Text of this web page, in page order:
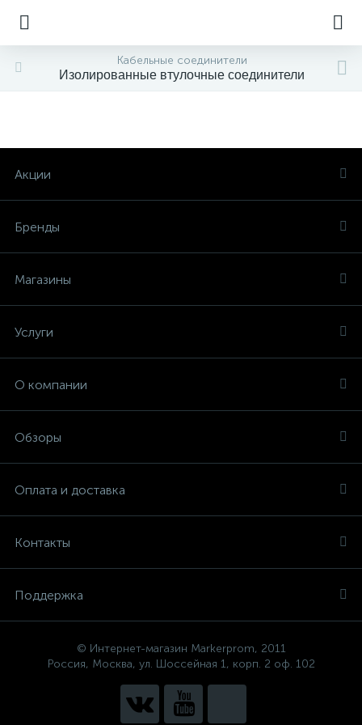
Кабельные соединители
Изолированные втулочные соединители
Акции
Бренды
Магазины
Услуги
О компании
Обзоры
Оплата и доставка
Контакты
Поддержка
© Интернет-магазин Markerprom, 2011
Россия, Москва, ул. Шоссейная 1, корп. 2 оф. 102